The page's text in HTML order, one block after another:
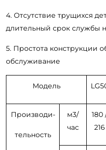
4. Отсутствие трущихся
длительный срок службы
5. Простота конструкции
обслуживание
Модель
Производи-
тельность
м3/
час
180
216